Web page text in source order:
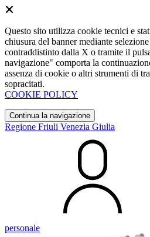
Questo sito utilizza cookie tecnici e
chiusura del banner mediante
contraddistinto dalla X o tramite il
navigazione" comporta la
assenza di cookie o altri strumenti di
sopracitati.
COOKIE POLICY
Continua la navigazione
Regione Friuli Venezia Giulia
personale